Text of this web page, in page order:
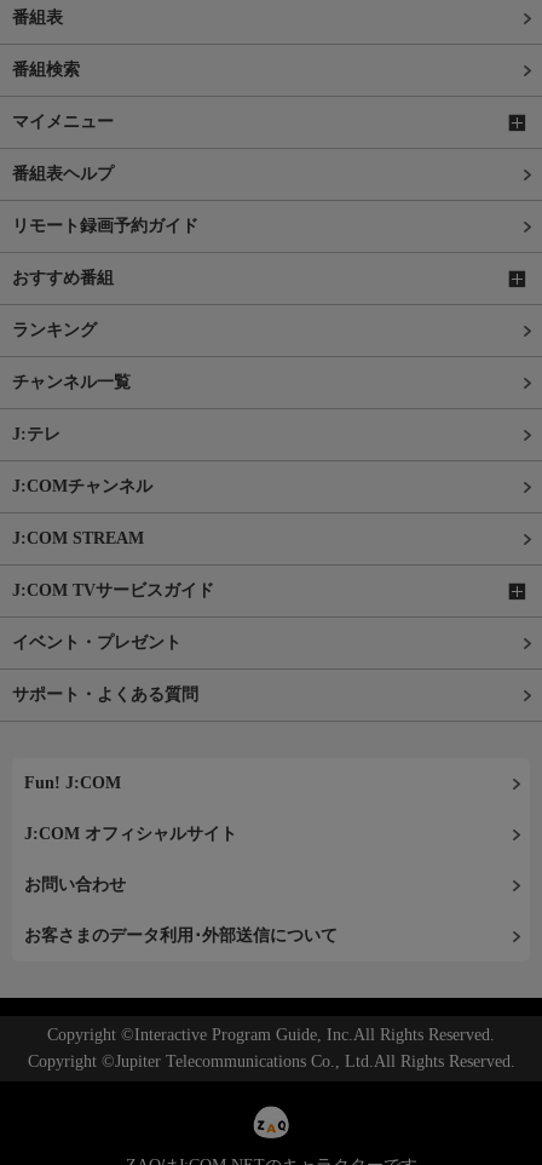
番組表
番組検索
マイメニュー
番組表ヘルプ
リモート録画予約ガイド
おすすめ番組
ランキング
チャンネル一覧
J:テレ
J:COMチャンネル
J:COM STREAM
J:COM TVサービスガイド
イベント・プレゼント
サポート・よくある質問
Fun! J:COM
J:COM オフィシャルサイト
お問い合わせ
お客さまのデータ利用･外部送信について
Copyright ©Interactive Program Guide, Inc.All Rights Reserved.
Copyright ©Jupiter Telecommunications Co., Ltd.All Rights Reserved.